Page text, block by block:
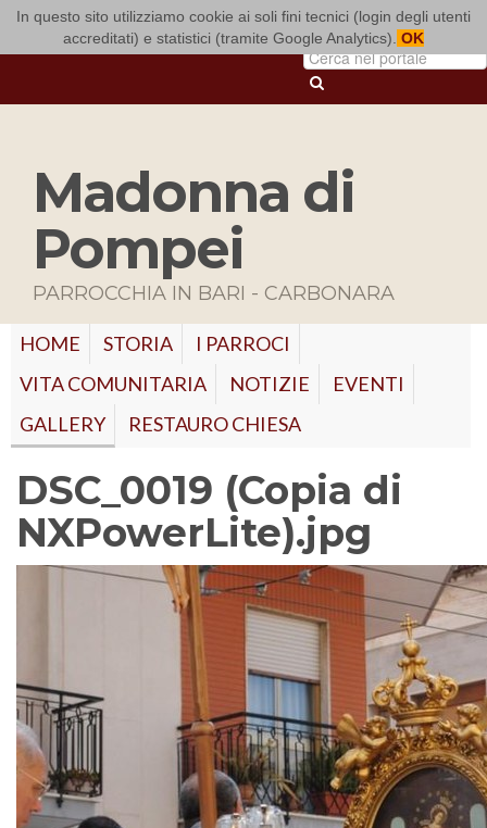
In questo sito utilizziamo cookie ai soli fini tecnici (login degli utenti
accreditati) e statistici (tramite Google Analytics). OK
ARCIDIOCESI DI BARI-BITONTO
Madonna di
Pompei
PARROCCHIA IN BARI - CARBONARA
HOME STORIA
I PARROCI
VITA COMUNITARIA
NOTIZIE
EVENTI
GALLERY
RESTAURO CHIESA
DSC_0019 (Copia di
NXPowerLite).jpg